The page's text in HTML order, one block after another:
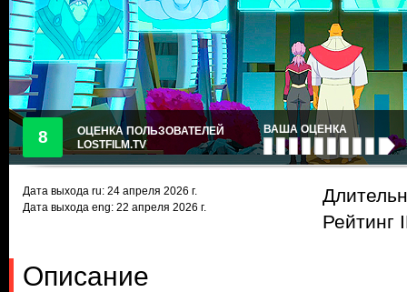
8
ОЦЕНКА ПОЛЬЗОВАТЕЛЕЙ
LOSTFILM.TV
ВАША ОЦЕНКА
Дата выхода ru: 24 апреля 2026 г.
Дата выхода eng: 22 апреля 2026 г.
Рейтинг
Описание